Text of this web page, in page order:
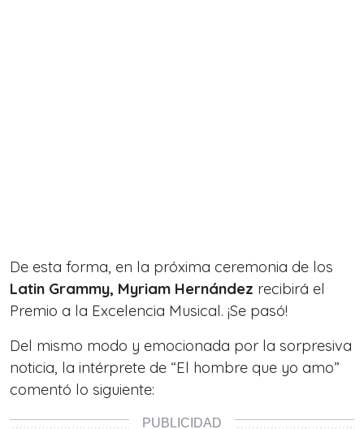
De esta forma, en la próxima ceremonia de los
Latin Grammy, Myriam Hernández recibirá el
Premio a la Excelencia Musical. ¡Se pasó!
Del mismo modo y emocionada por la sorpresiva
noticia, la intérprete de “El hombre que yo amo”
comentó lo siguiente: